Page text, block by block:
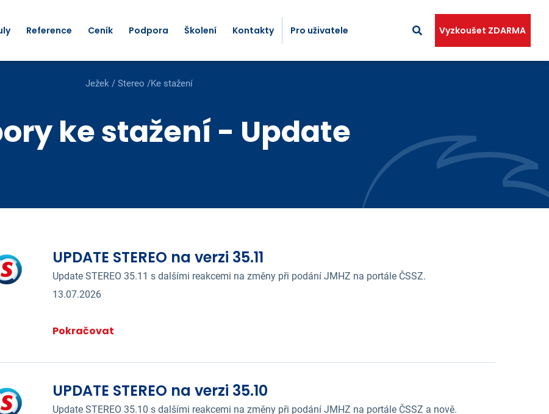
Reference Ceník Podpora Školení Kontakty Pro uživatele Vyzkoušet ZDARMA
Ježek / Stereo /Ke stažení
ke stažení - Update
UPDATE STEREO na verzi 35.11
Update STEREO 35.11 s dalšími reakcemi na změny při podání JMHZ na portále ČSSZ.
13.07.2026
Pokračovat
UPDATE STEREO na verzi 35.10
Update STEREO 35.10 s dalšími reakcemi na změny při podání JMHZ na portále ČSSZ a nově.